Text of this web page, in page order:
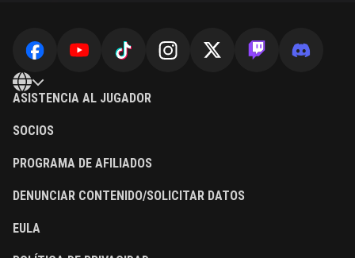
ASISTENCIA AL JUGADOR
SOCIOS
PROGRAMA DE AFILIADOS
DENUNCIAR CONTENIDO/SOLICITAR DATOS
EULA